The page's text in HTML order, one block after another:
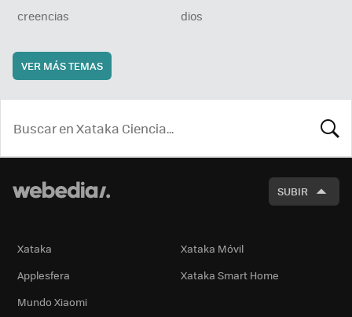
creencias
dios
VER MÁS TEMAS
SUBIR
Xataka
Xataka Móvil
Applesfera
Xataka Smart Home
Mundo Xiaomi